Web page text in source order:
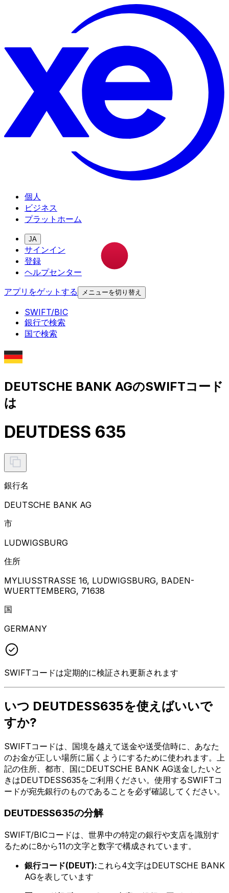
個人
ビジネス
プラットホーム
JA
サインイン
登録
ヘルプセンター
アプリをゲットする
メニューを切り替え
SWIFT/BIC
銀行で検索
国で検索
DEUTSCHE BANK AGのSWIFTコード
は
DEUTDESS 635
銀行名
DEUTSCHE BANK AG
市
LUDWIGSBURG
住所
MYLIUSSTRASSE 16, LUDWIGSBURG, BADEN-
WUERTTEMBERG, 71638
国
GERMANY
SWIFTコードは定期的に検証され更新されます
いつ DEUTDESS635を使えばいいで
すか?
SWIFTコードは、国境を越えて送金や送受信時に、あなた
のお金が正しい場所に届くようにするために使われます。上
記の住所、都市、国にDEUTSCHE BANK AG送金したいと
きはDEUTDESS635をご利用ください。使用するSWIFTコ
ードが宛先銀行のものであることを必ず確認してください。
DEUTDESS635の分解
SWIFT/BICコードは、世界中の特定の銀行や支店を識別す
るために8から11の文字と数字で構成されています。
銀行コード(DEUT):これら4文字はDEUTSCHE BANK
AGを表しています